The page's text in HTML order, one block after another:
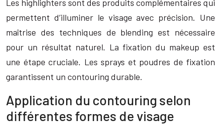
Les highlighters sont des produits complémentaires qui
permettent d’illuminer le visage avec précision. Une
maîtrise des techniques de blending est nécessaire
pour un résultat naturel. La fixation du makeup est
une étape cruciale. Les sprays et poudres de fixation
garantissent un contouring durable.
Application du contouring selon
différentes formes de visage